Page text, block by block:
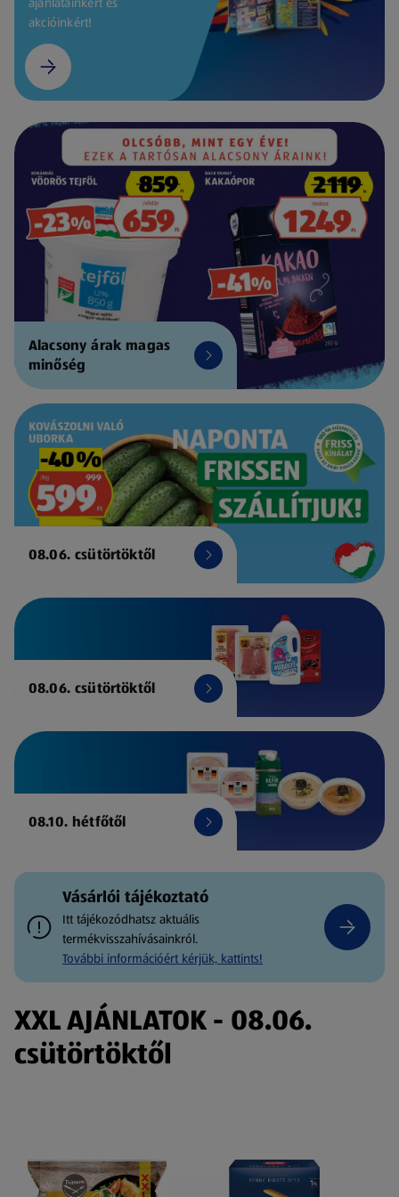
akcióinkért!
Alacsony árak magas
minőség
08.06. csütörtöktől
08.06. csütörtöktől
08.10. hétfőtől
Vásárlói tájékoztató
Itt tájékozódhatsz aktuális
termékvisszahívásainkról.
További információért kérjük, kattints!
XXL AJÁNLATOK - 08.06.
csütörtöktől